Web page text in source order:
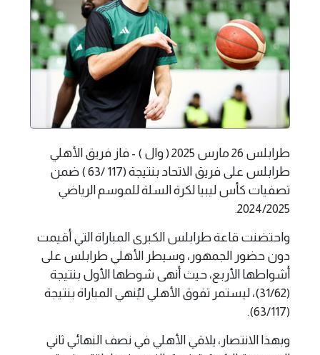
طرابلس 26 مارس 2025 ( وال ) - فاز فريق الأهلي
طرابلس على فريق الاتحاد بنتيجة (117 /63 ) ضمن
تصفيات كأس ليبيا لكرة السلة للموسم الرياضي
2024/2025.
واحتضنت قاعة طرابلس الكبرى المباراة التي أقيمت
دون حضور الجمهور، وسيطر الأهلي طرابلس على
أشواطها الأربع، حيث أنهى شوطها الأول بنتيجة
(31/62)، ليستمر تفوق الأهلي ليُنهي المباراة بنتيجة
(63/117).
وبهذا الانتصار، يلاقي الأهلي في نصف النهائي ثاني